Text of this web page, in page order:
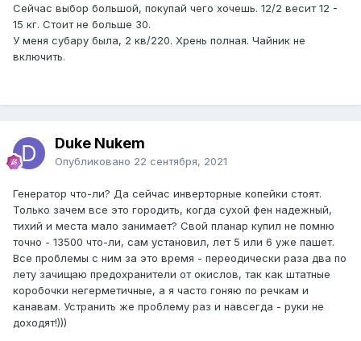
Сейчас выбор большой, покупай чего хочешь. 12/2 весит 12 -
15 кг. Стоит не больше 30.
У меня субару была, 2 кв/220. Хрень полная. Чайник не
включить.
Duke Nukem
Опубликовано 22 сентября, 2021
Генератор что-ли? Да сейчас инверторные копейки стоят.
Только зачем все это городить, когда сухой фен надежный,
тихий и места мало занимает? Свой планар купил не помню
точно - 13500 что-ли, сам установил, лет 5 или 6 уже пашет.
Все проблемы с ним за это время - переодически раза два по
лету зачищаю предохранители от окислов, так как штатные
коробочки негерметичные, а я часто гоняю по речкам и
канавам. Устранить же проблему раз и навсегда - руки не
доходят!)))